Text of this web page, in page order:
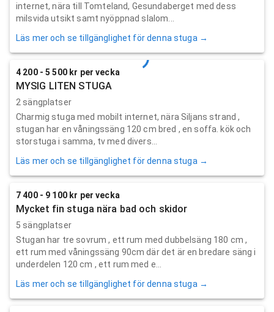
internet, nära till Tomteland, Gesundaberget med dess
milsvida utsikt samt nyöppnad slalom...
Läs mer och se tillgänglighet för denna stuga →
4 200 - 5 500 kr per vecka
MYSIG LITEN STUGA
2 sängplatser
Charmig stuga med mobilt internet, nära Siljans strand ,
stugan har en våningssäng 120 cm bred , en soffa. kök och
storstuga i samma, tv med divers...
Läs mer och se tillgänglighet för denna stuga →
7 400 - 9 100 kr per vecka
Mycket fin stuga nära bad och skidor
5 sängplatser
Stugan har tre sovrum , ett rum med dubbelsäng 180 cm ,
ett rum med våningssäng 90cm där det är en bredare säng i
underdelen 120 cm , ett rum med e...
Läs mer och se tillgänglighet för denna stuga →